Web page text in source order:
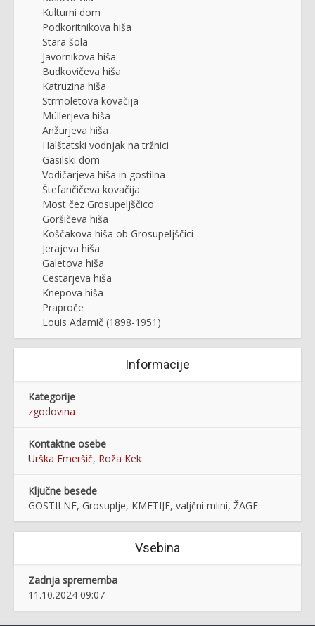
Kulturni dom
Podkoritnikova hiša
Stara šola
Javornikova hiša
Budkovičeva hiša
Katruzina hiša
Strmoletova kovačija
Müllerjeva hiša
Anžurjeva hiša
Halštatski vodnjak na tržnici
Gasilski dom
Vodičarjeva hiša in gostilna
Štefančičeva kovačija
Most čez Grosupeljščico
Goršičeva hiša
Koščakova hiša ob Grosupeljščici
Jerajeva hiša
Galetova hiša
Cestarjeva hiša
Knepova hiša
Praproče
Louis Adamič (1898-1951)
Informacije
Kategorije
zgodovina
Kontaktne osebe
Urška Emeršič, Roža Kek
Ključne besede
GOSTILNE, Grosuplje, KMETIJE, valjčni mlini, ŽAGE
Vsebina
Zadnja sprememba
11.10.2024 09:07